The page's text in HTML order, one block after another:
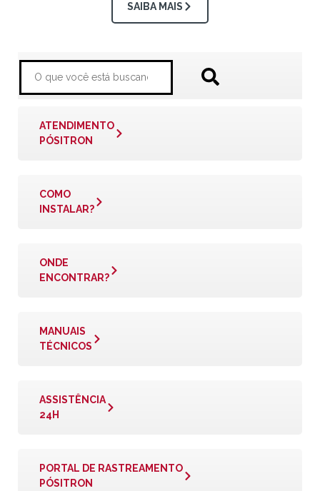
SAIBA MAIS
ATENDIMENTO
PÓSITRON
COMO
INSTALAR?
ONDE
ENCONTRAR?
MANUAIS
TÉCNICOS
ASSISTÊNCIA
24H
PORTAL DE RASTREAMENTO
PÓSITRON